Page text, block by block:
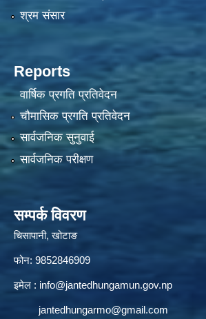
श्रम संसार
Reports
वार्षिक प्रगति प्रतिवेदन
चौमासिक प्रगति प्रतिवेदन
सार्वजनिक सुनुवाई
सार्वजनिक परीक्षण
सम्पर्क विवरण
चिसापानी, खोटाङ
फोन: 9852846909
इमेल : info@jantedhungamun.gov.np
jantedhungarmo@gmail.com